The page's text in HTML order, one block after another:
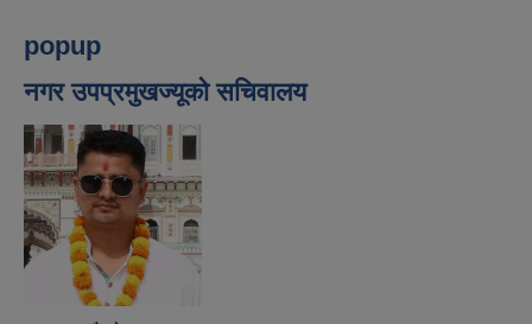
popup
नगर उपप्रमुखज्यूको सचिवालय